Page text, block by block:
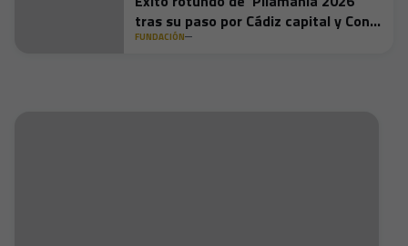
tras su paso por Cádiz capital y Conil
de la Frontera
FUNDACIÓN